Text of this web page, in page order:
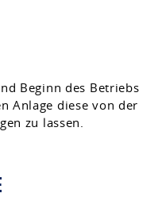
Beginn des Betriebs
Anlage diese von der
zu lassen.